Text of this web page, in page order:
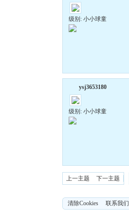
级别: 小小球童
ysj3653180
级别: 小小球童
上一主题 下一主题
清除Cookies 联系我们